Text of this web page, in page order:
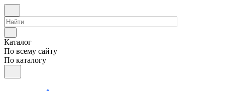
Каталог
По всему сайту
По каталогу